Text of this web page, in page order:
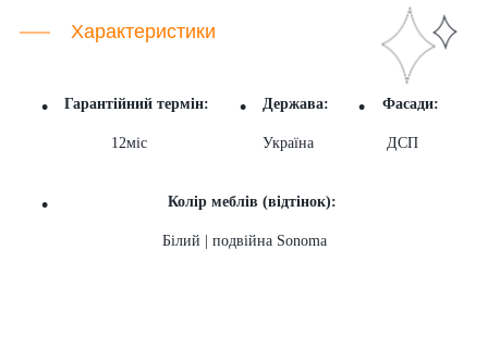
Характеристики
Гарантійний термін:
12міс
Держава:
Україна
Фасади:
ДСП
Колір меблів (відтінок):
Білий | подвійна Sonoma